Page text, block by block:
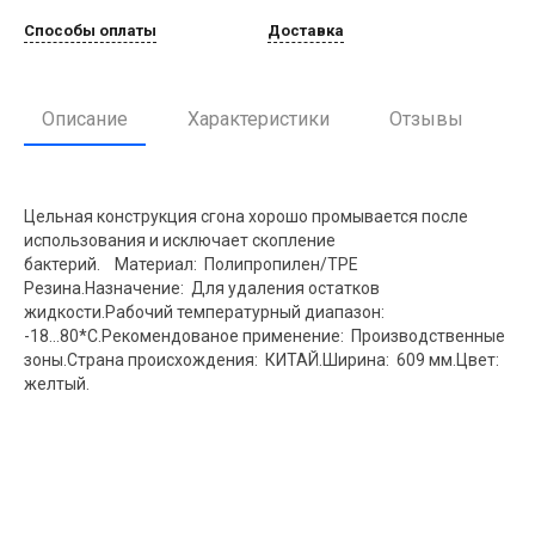
Способы оплаты Доставка
Описание Характеристики Отзывы
Цельная конструкция сгона хорошо промывается после
использования и исключает скопление
бактерий. Материал: Полипропилен/TPE
Резина.Назначение: Для удаления остатков
жидкости.Рабочий температурный диапазон:
-18...80*С.Рекомендованое применение: Производственные
зоны.Страна происхождения: КИТАЙ.Ширина: 609 мм.Цвет:
желтый.